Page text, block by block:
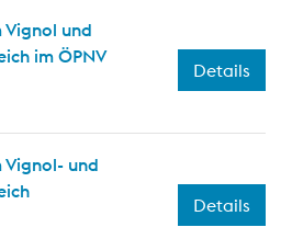
Vignol und
im ÖPNV
Details
Vignol- und
Details